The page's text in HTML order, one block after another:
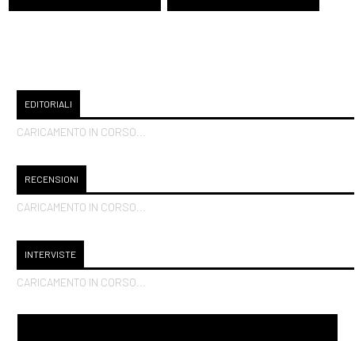
debolezza, di Elena Mora:
incipit
Maggio 2021
[31]Colette. Un sogno
audace, di Nicoletta Sipos:
incipit
[24]Luce innaturale, di
Nicole Tinazzi: incipit
EDITORIALI
CARICAMENTO IN CORSO...
RECENSIONI
CARICAMENTO IN CORSO...
INTERVISTE
CARICAMENTO IN CORSO...